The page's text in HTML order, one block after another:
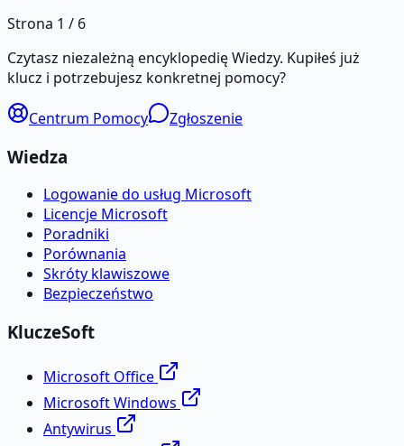
Strona 1 / 6
Czytasz niezależną encyklopedię Wiedzy. Kupiłeś już
klucz i potrzebujesz konkretnej pomocy?
Centrum Pomocy Zgłoszenie
Wiedza
Logowanie do usług Microsoft
Licencje Microsoft
Poradniki
Porównania
Skróty klawiszowe
Bezpieczeństwo
KluczeSoft
Microsoft Office
Microsoft Windows
Antywirus